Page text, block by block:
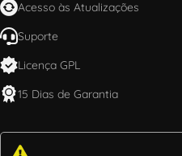
Acesso às Atualizações
Suporte
Licença GPL
15 Dias de Garantia